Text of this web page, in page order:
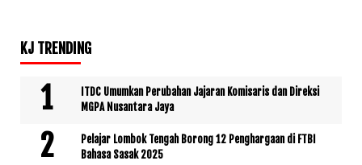
KJ TRENDING
ITDC Umumkan Perubahan Jajaran Komisaris dan Direksi
MGPA Nusantara Jaya
Pelajar Lombok Tengah Borong 12 Penghargaan di FTBI
Bahasa Sasak 2025